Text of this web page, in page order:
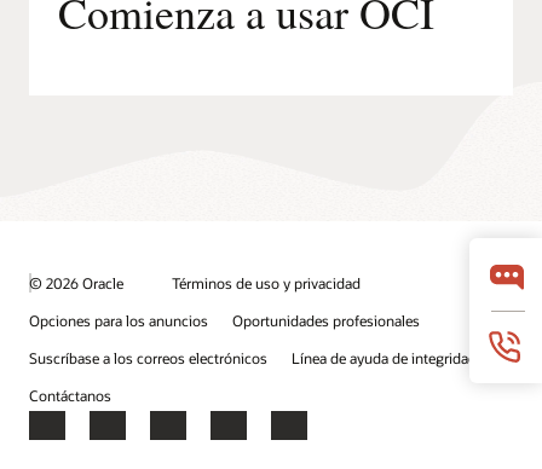
Comienza a usar OCI
© 2026 Oracle
Términos de uso y privacidad
Opciones para los anuncios
Oportunidades profesionales
Suscríbase a los correos electrónicos
Línea de ayuda de integridad
Contáctanos
Facebook
X LinkedInYouTubeInstagram